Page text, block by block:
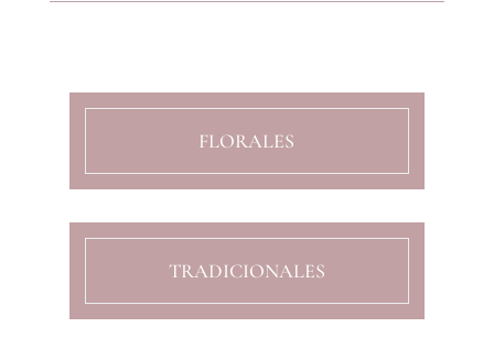
FLORALES
TRADICIONALES